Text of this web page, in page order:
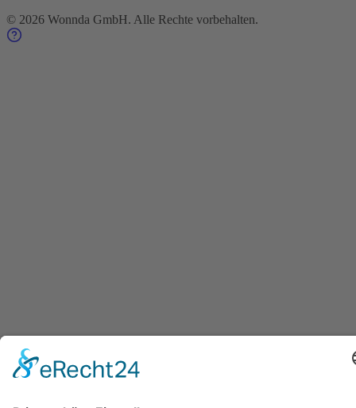
© 2026 Wonnda GmbH. Alle Rechte vorbehalten.